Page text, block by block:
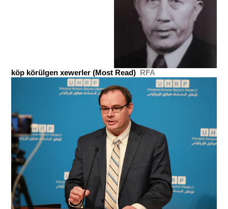
köp körülgen xewerler (Most Read) RFA